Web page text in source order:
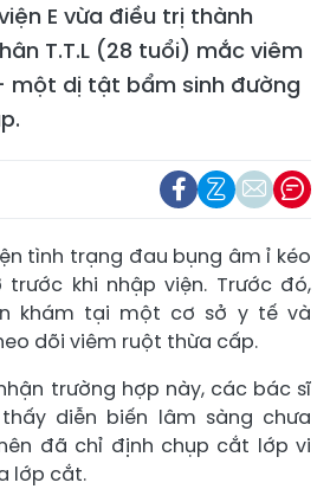
E vừa điều trị thành
T.T.L (28 tuổi) mắc viêm
một dị tật bẩm sinh đường
tình trạng đau bụng âm ỉ kéo
khi nhập viện. Trước đó,
khám tại một cơ sở y tế và
dõi viêm ruột thừa cấp.
trường hợp này, các bác sĩ
thấy diễn biến lâm sàng chưa
đã chỉ định chụp cắt lớp vi
lớp cắt.